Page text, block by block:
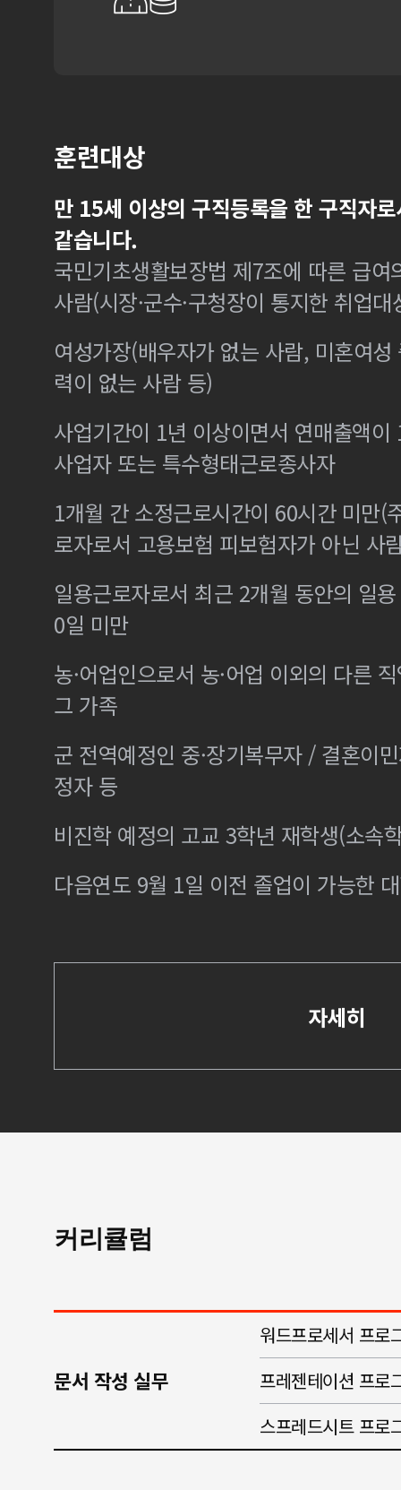
훈련대상
만 15세 이상의 구직등록을 한 구직자
같습니다.
국민기초생활보장법 제7조에 따른 급
사람(시장·군수·구청장이 통지한 취업
여성가장(배우자가 없는 사람, 미혼여
력이 없는 사람 등)
사업기간이 1년 이상이면서 연매출액
사업자 또는 특수형태근로종사자
1개월 간 소정근로시간이 60시간 미만(
로자로서 고용보험 피보험자가 아닌 사
일용근로자로서 최근 2개월 동안의 일
0일 미만
농·어업인으로서 농·어업 이외의 다른
그 가족
군 전역예정인 중·장기복무자 / 결혼이
정자 등
비진학 예정의 고교 3학년 재학생(소속
다음연도 9월 1일 이전 졸업이 가능한
자세히
커리큘럼
문서 작성 실무
워드프로세서 프로
프레젠테이션 프로
스프레드시트 프로